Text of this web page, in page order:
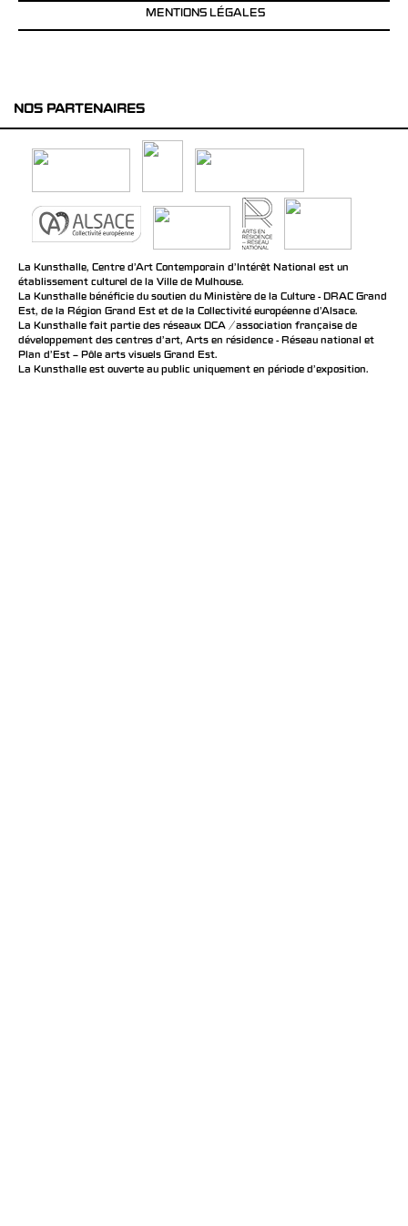
MENTIONS LÉGALES
NOS PARTENAIRES
La Kunsthalle, Centre d’Art Contemporain d’Intérêt National est un
établissement culturel de la Ville de Mulhouse.
La Kunsthalle bénéficie du soutien du Ministère de la Culture - DRAC Grand
Est, de la Région Grand Est et de la Collectivité européenne d’Alsace.
La Kunsthalle fait partie des réseaux DCA / association française de
développement des centres d'art, Arts en résidence - Réseau national et
Plan d’Est – Pôle arts visuels Grand Est.
La Kunsthalle est ouverte au public uniquement en période d'exposition.